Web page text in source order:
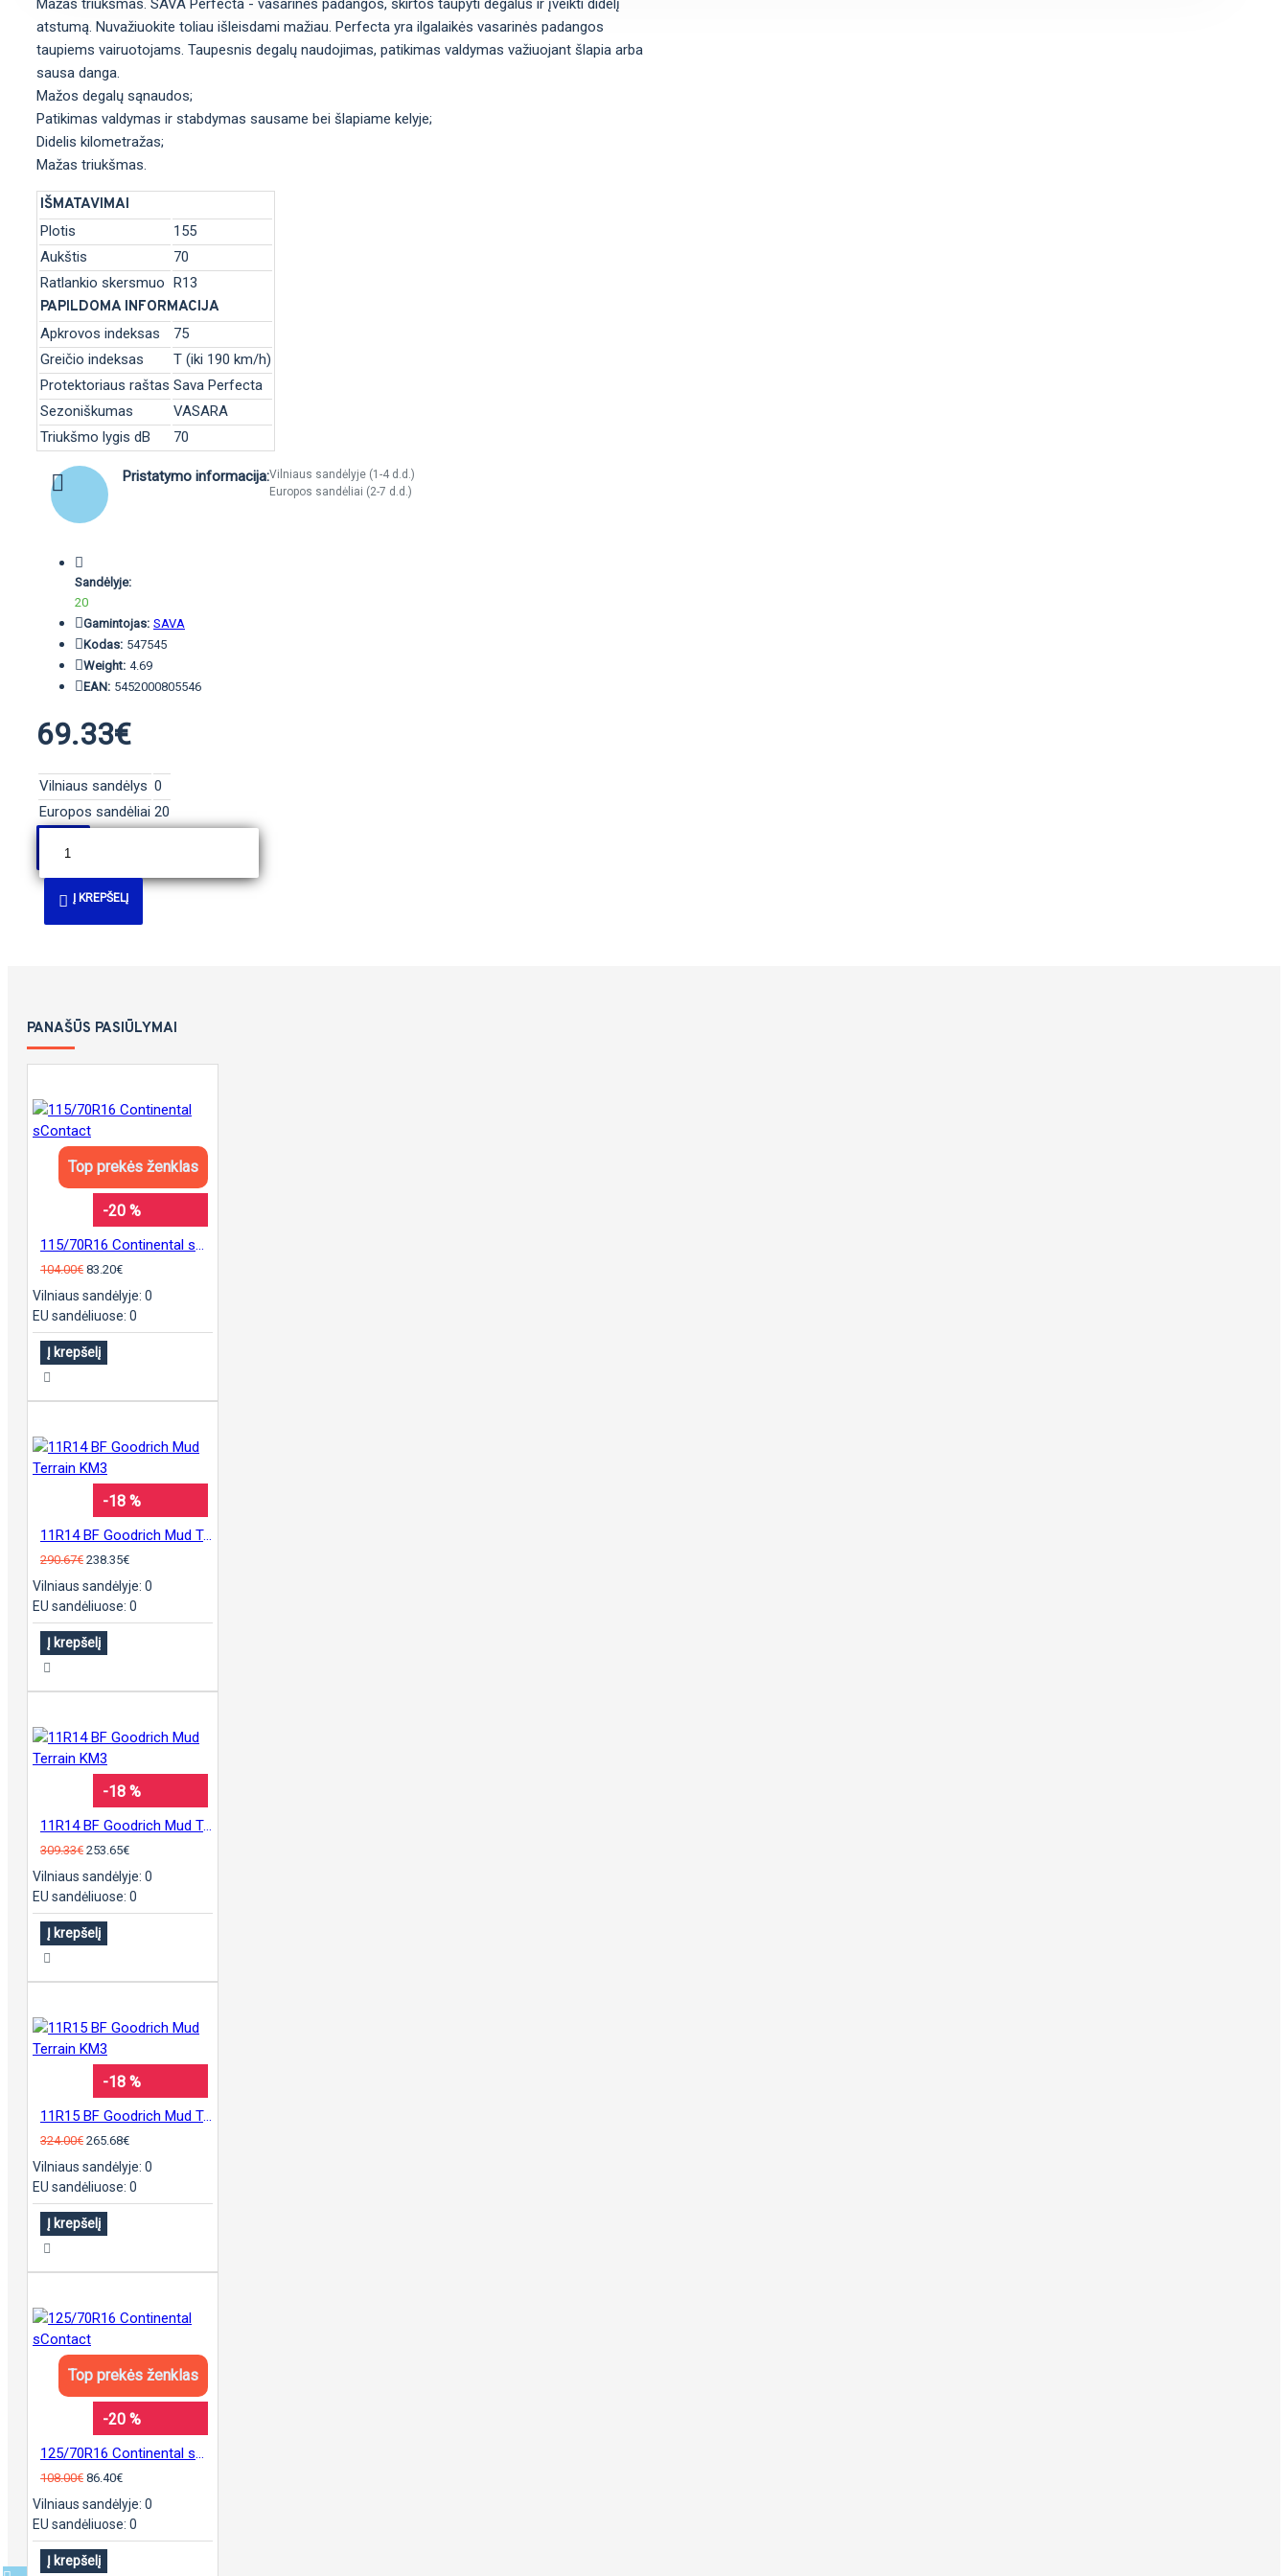
Mažas triukšmas. SAVA Perfecta - vasarinės padangos, skirtos taupyti degalus ir įveikti didelį
atstumą. Nuvažiuokite toliau išleisdami mažiau. Perfecta yra ilgalaikės vasarinės padangos
taupiems vairuotojams. Taupesnis degalų naudojimas, patikimas valdymas važiuojant šlapia arba
sausa danga.
Mažos degalų sąnaudos;
Patikimas valdymas ir stabdymas sausame bei šlapiame kelyje;
Didelis kilometražas;
Mažas triukšmas.
IŠMATAVIMAI
Plotis
155
Aukštis
70
Ratlankio skersmuo R13
PAPILDOMA INFORMACIJA
Apkrovos indeksas
75
Greičio indeksas
T (iki 190 km/h)
Protektoriaus raštas Sava Perfecta
Sezoniškumas
VASARA
Triukšmo lygis dB
70
Pristatymo informacija:Vilniaus sandėlyje (1-4 d.d.)
Europos sandėliai (2-7 d.d.)
Sandėlyje:
20
Gamintojas: SAVA
Kodas: 547545
Weight: 4.69
EAN: 5452000805546
69.33€
Vilniaus sandėlys 0
Europos sandėliai 20
Į KREPŠELĮ
PANAŠŪS PASIŪLYMAI
Top prekės ženklas
-20 %
115/70R16 Continental sContact
104.00€ 83.20€
Vilniaus sandėlyje: 0
EU sandėliuose: 0
Į krepšelį
-18 %
11R14 BF Goodrich Mud Terrain KM3
290.67€ 238.35€
Vilniaus sandėlyje: 0
EU sandėliuose: 0
Į krepšelį
-18 %
11R14 BF Goodrich Mud Terrain KM3
309.33€ 253.65€
Vilniaus sandėlyje: 0
EU sandėliuose: 0
Į krepšelį
-18 %
11R15 BF Goodrich Mud Terrain KM3
324.00€ 265.68€
Vilniaus sandėlyje: 0
EU sandėliuose: 0
Į krepšelį
Top prekės ženklas
-20 %
125/70R16 Continental sContact
108.00€ 86.40€
Vilniaus sandėlyje: 0
EU sandėliuose: 0
Į krepšelį